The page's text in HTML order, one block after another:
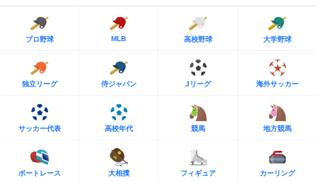
プロ野球 MLB 高校野球 大学野球
独立リーグ 侍ジャパン Jリーグ 海外サッカー
サッカー代表 高校年代 競馬 地方競馬
ボートレース 大相撲 フィギュア カーリング